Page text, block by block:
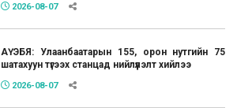
2026-08-07
АҮЭБЯ: Улаанбаатарын 155, орон нутгийн 75
шатахуун түгээх станцад нийлүүлэлт хийлээ
2026-08-07